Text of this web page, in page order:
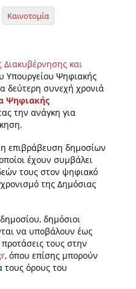
Καινοτομία
Διακυβέρνησης και
Υπουργείου Ψηφιακής
δεύτερη συνεχή χρονιά
Ψηφιακής
την ανάγκη για
επιβράβευση δημοσίων
έχουν συμβάλει
τους στον ψηφιακό
της Δημόσιας
δημόσιοι
να υποβάλουν έως
τους στην
, όπου επίσης μπορούν
τους όρους του